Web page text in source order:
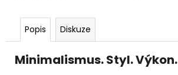
Popis Diskuze
Minimalismus. Styl. Výkon.